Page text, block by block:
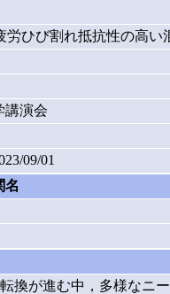
労ひび割れ抵抗性の高
講演会
09/01
名
換が進む中，多様なニ